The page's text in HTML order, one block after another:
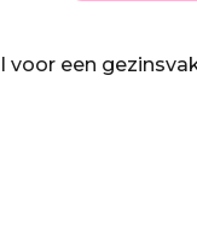
voor een